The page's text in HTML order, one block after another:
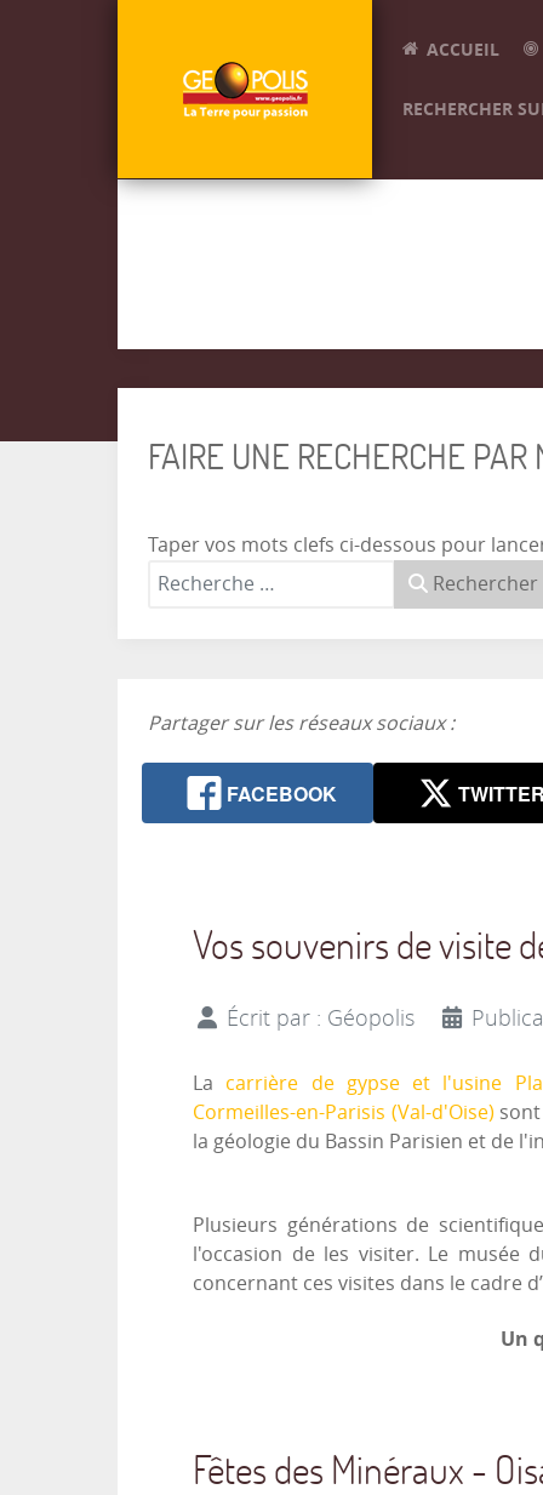
ACCUEIL
RECHERCHER
FAIRE UNE RECHERCHE
Taper vos mots clefs ci-dessous pour
Rechercher
Partager sur les réseaux sociaux :
FACEBOOK
Vos souvenirs de visite
Écrit par : Géopolis
La carrière de gypse et l'usine
Cormeilles-en-Parisis (Val-d'Oise)
la géologie du Bassin Parisien et de
Plusieurs générations de
l'occasion de les visiter. Le musée
concernant ces visites dans le cadre
Un
Fêtes des Minéraux -